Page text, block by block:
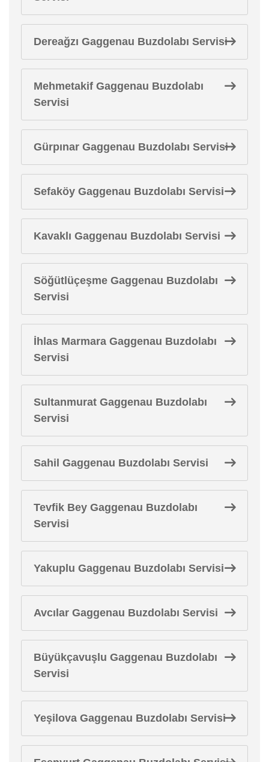
Dereağzı Gaggenau Buzdolabı Servisi
Mehmetakif Gaggenau Buzdolabı
Servisi
Gürpınar Gaggenau Buzdolabı Servisi
Sefaköy Gaggenau Buzdolabı Servisi
Kavaklı Gaggenau Buzdolabı Servisi
Söğütlüçeşme Gaggenau Buzdolabı
Servisi
İhlas Marmara Gaggenau Buzdolabı
Servisi
Sultanmurat Gaggenau Buzdolabı
Servisi
Sahil Gaggenau Buzdolabı Servisi
Tevfik Bey Gaggenau Buzdolabı
Servisi
Yakuplu Gaggenau Buzdolabı Servisi
Avcılar Gaggenau Buzdolabı Servisi
Büyükçavuşlu Gaggenau Buzdolabı
Servisi
Yeşilova Gaggenau Buzdolabı Servisi